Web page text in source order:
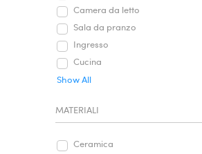
Camera da letto
Sala da pranzo
Ingresso
Cucina
Show All
MATERIALI
Ceramica